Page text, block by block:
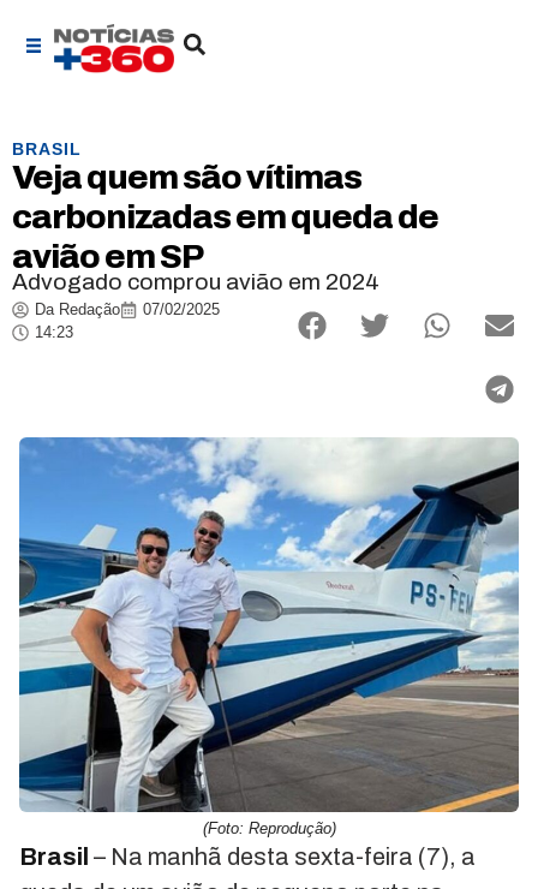
BRASIL
Veja quem são vítimas
carbonizadas em queda de
avião em SP
Advogado comprou avião em 2024
Da Redação
07/02/2025
14:23
(Foto: Reprodução)
Brasil – Na manhã desta sexta-feira (7), a